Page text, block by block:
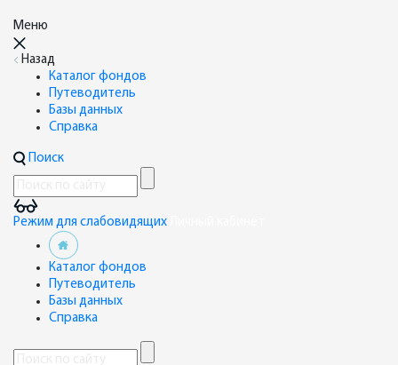
Меню
Назад
Каталог фондов
Путеводитель
Базы данных
Справка
Поиск
Режим для слабовидящих
Каталог фондов
Путеводитель
Базы данных
Справка